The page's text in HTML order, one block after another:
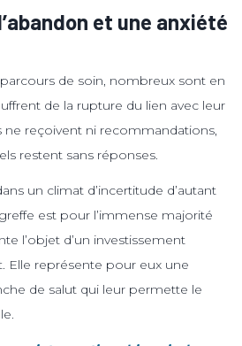
et une anxiété
de soin, nombreux sont en
de la rupture du lien avec leur
ne reçoivent ni recommandations,
restent sans réponses.
un climat d’incertitude d’autant
est pour l’immense majorité
l’objet d’un investissement
Elle représente pour eux une
de salut qui leur permette le